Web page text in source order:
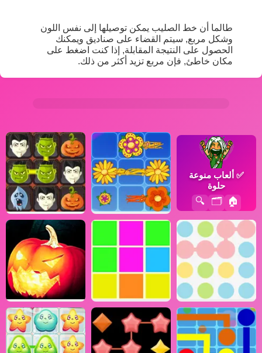
طالما أن خط الصليب يمكن توصيلها إلى نفس اللون
وشكل مربع, سيتم القضاء على صناديق ويمكنك
الحصول على النتيجة المقابلة, إذا كنت اضغط على
مكان خاطئ, فإن مربع تزيد أكثر من ذلك.
✅ ألعاب منوعة
حلوة
🏠
🗂️
🔍